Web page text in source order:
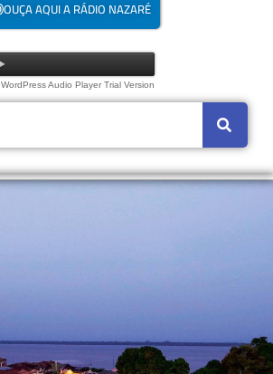
OUÇA AQUI A RÁDIO NAZARÉ
WordPress Audio Player Trial Version